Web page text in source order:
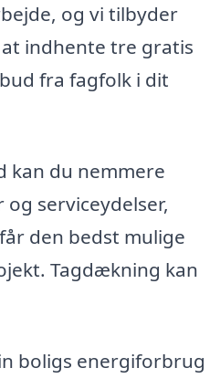
og vi tilbyder
indhente tre gratis
fra fagfolk i dit
kan du nemmere
serviceydelser,
den bedst mulige
Tagdækning kan
boligs energiforbrug